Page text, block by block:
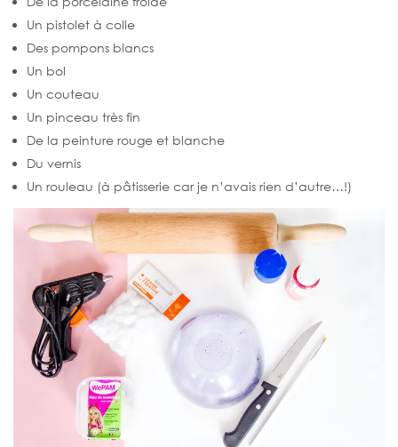
Un pistolet à colle
Des pompons blancs
Un bol
Un couteau
Un pinceau très fin
De la peinture rouge et blanche
Du vernis
Un rouleau (à pâtisserie car je n’avais rien d’autre…!)